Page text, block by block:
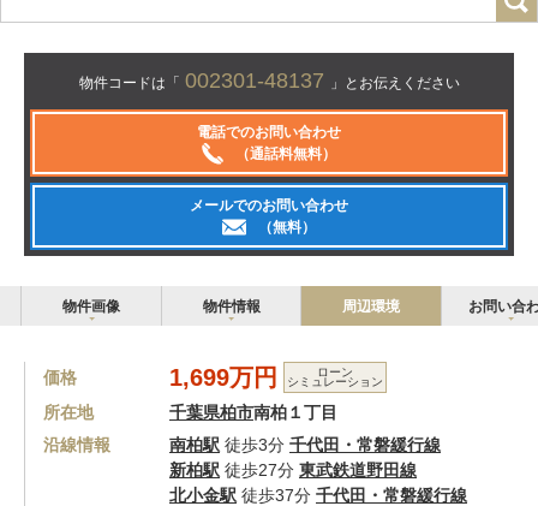
物件コードは「 002301-48137 」とお伝えください
電話でのお問い合わせ
（通話料無料）
メールでのお問い合わせ
（無料）
物件画像 物件情報 周辺環境 お問い合
価格 1,699万円 ローン
シミュレーション
所在地 千葉県柏市南柏１丁目
沿線情報
南柏駅 徒歩3分 千代田・常磐緩行線
新柏駅 徒歩27分 東武鉄道野田線
北小金駅 徒歩37分 千代田・常磐緩行線